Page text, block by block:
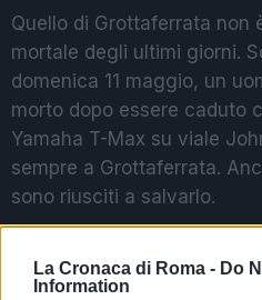
La Cronaca di Roma - Do
Information
Quello di Grottaferrata non
mortale degli ultimi giorni.
domenica 11 maggio, un
morto dopo essere caduto
Yamaha T-Max su viale
sempre a Grottaferrata.
sono riusciti a salvarlo.
La giornata del 14 maggio
Durante la notte, a Roma,